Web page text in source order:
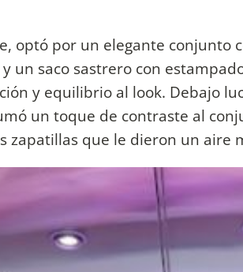
optó por un elegante conjunto
un saco sastrero con
y equilibrio al look. Debajo
un toque de contraste al
zapatillas que le dieron un aire